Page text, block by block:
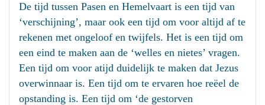
De tijd tussen Pasen en Hemelvaart is een tijd van
‘verschijning’, maar ook een tijd om voor altijd af te
rekenen met ongeloof en twijfels. Het is een tijd om
een eind te maken aan de ‘welles en nietes’ vragen.
Een tijd om voor atijd duidelijk te maken dat Jezus
overwinnaar is. Een tijd om te ervaren hoe reëel de
opstanding is. Een tijd om ‘de gestorven